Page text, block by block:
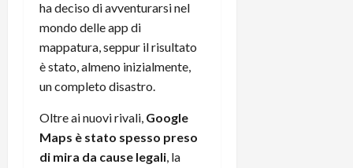
ha deciso di avventurarsi nel
mondo delle app di
mappatura, seppur il risultato
è stato, almeno inizialmente,
un completo disastro.
Oltre ai nuovi rivali, Google
Maps è stato spesso preso
di mira da cause legali, la